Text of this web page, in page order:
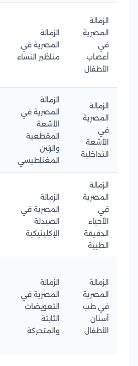
الزمالة
المصرية
في
أعصاب
الأطفال
الزمالة
المصرية في
مناظير النساء
الزمالة
المصرية
في
الأشعة
التداخلية
الزمالة
المصرية في
الأشعة
المقطعية
والرنين
المغناطيسي
الزمالة
المصرية
في
الأحياء
الدقيقة
الطبية
الزمالة
المصرية في
الصيدلة
الإكلينيكية
الزمالة
المصرية
في طب
أسنان
الأطفال
الزمالة
المصرية في
التعويضات
الثابتة
والمتحركة